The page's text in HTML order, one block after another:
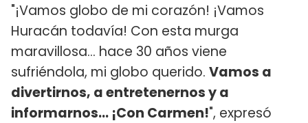
"¡Vamos globo de mi corazón! ¡Vamos
Huracán todavía! Con esta murga
maravillosa... hace 30 años viene
sufriéndola, mi globo querido. Vamos a
divertirnos, a entretenernos y a
informarnos... ¡Con Carmen!", expresó